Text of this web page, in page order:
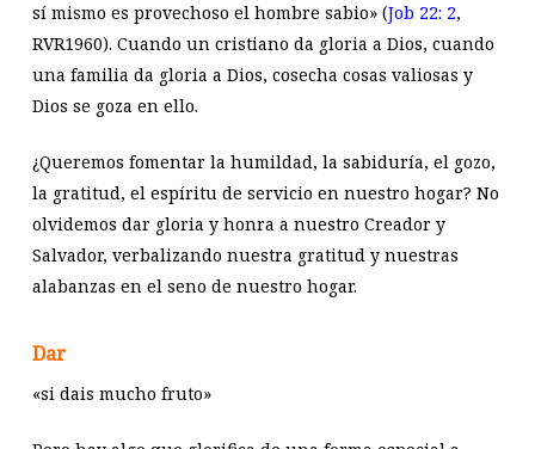
sí mismo es provechoso el hombre sabio» (Job 22: 2,
RVR1960). Cuando un cristiano da gloria a Dios, cuando
una familia da gloria a Dios, cosecha cosas valiosas y
Dios se goza en ello.
¿Queremos fomentar la humildad, la sabiduría, el gozo,
la gratitud, el espíritu de servicio en nuestro hogar? No
olvidemos dar gloria y honra a nuestro Creador y
Salvador, verbalizando nuestra gratitud y nuestras
alabanzas en el seno de nuestro hogar.
Dar
«si dais mucho fruto»